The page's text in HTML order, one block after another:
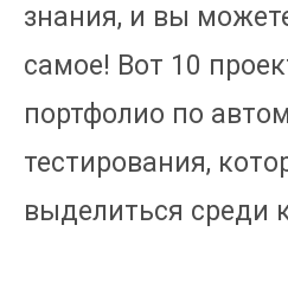
знания, и вы
самое! Вот 10
портфолио по
тестирования,
выделиться среди